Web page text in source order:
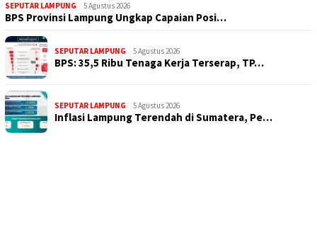
SEPUTAR LAMPUNG 5 Agustus 2026
BPS Provinsi Lampung Ungkap Capaian Posi…
SEPUTAR LAMPUNG 5 Agustus 2026
BPS: 35,5 Ribu Tenaga Kerja Terserap, TP…
SEPUTAR LAMPUNG 5 Agustus 2026
Inflasi Lampung Terendah di Sumatera, Pe…